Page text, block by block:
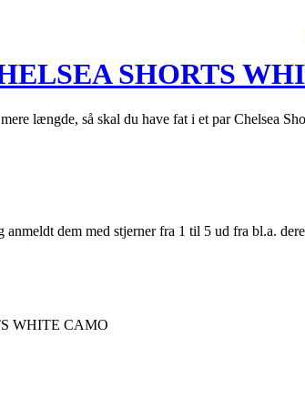
SHORTS
længde, så skal du have fat i et par Chelsea
dem med stjerner fra 1 til 5 ud fra bl.a.
WHITE CAMO